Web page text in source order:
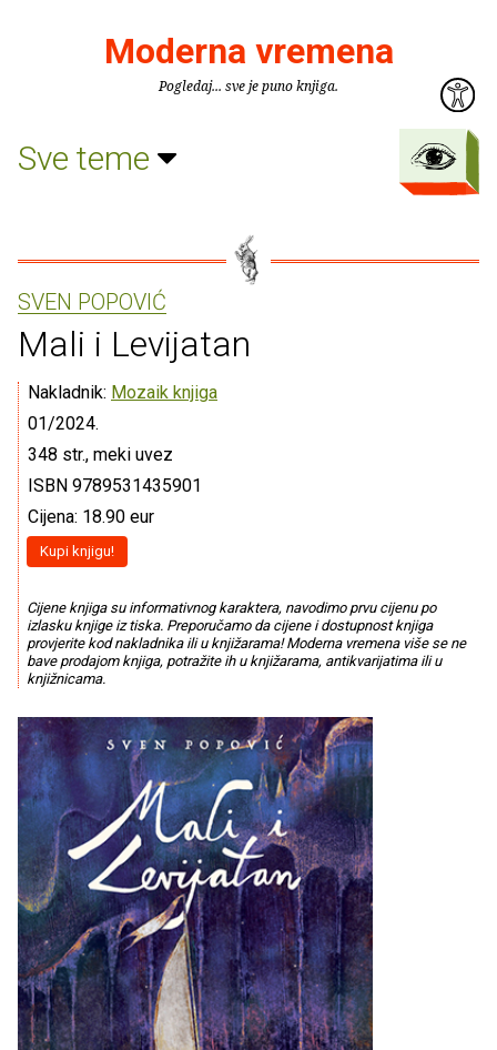
Moderna vremena
Pogledaj... sve je puno knjiga.
Sve teme
SVEN POPOVIĆ
Mali i Levijatan
Nakladnik: Mozaik knjiga
01/2024.
348 str., meki uvez
ISBN 9789531435901
Cijena: 18.90 eur
Kupi knjigu!
Cijene knjiga su informativnog karaktera, navodimo prvu cijenu po
izlasku knjige iz tiska. Preporučamo da cijene i dostupnost knjiga
provjerite kod nakladnika ili u knjižarama! Moderna vremena više se ne
bave prodajom knjiga, potražite ih u knjižarama, antikvarijatima ili u
knjižnicama.